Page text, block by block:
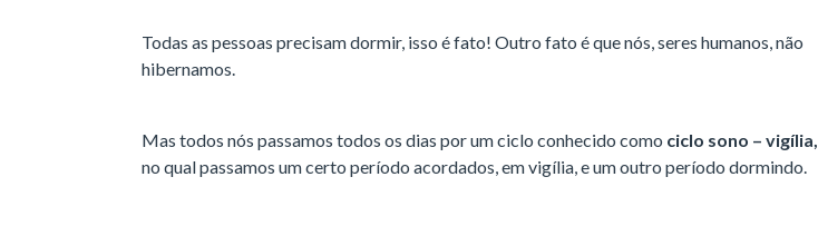
Todas as pessoas precisam dormir, isso é fato! Outro fato é que nós, seres humanos, não
hibernamos.
Mas todos nós passamos todos os dias por um ciclo conhecido como ciclo sono – vigília,
no qual passamos um certo período acordados, em vigília, e um outro período dormindo.